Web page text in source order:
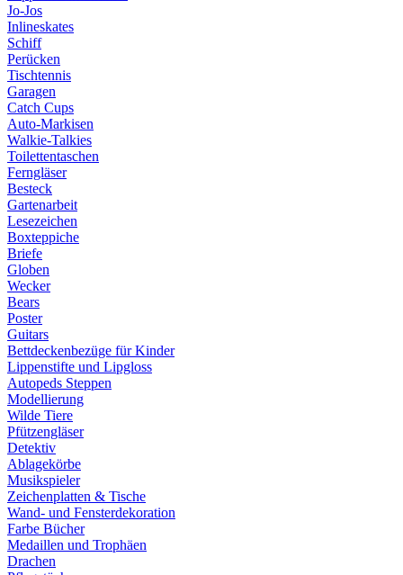
Jo-Jos
Inlineskates
Schiff
Perücken
Tischtennis
Garagen
Catch Cups
Auto-Markisen
Walkie-Talkies
Toilettentaschen
Ferngläser
Besteck
Gartenarbeit
Lesezeichen
Boxteppiche
Briefe
Globen
Wecker
Bears
Poster
Guitars
Bettdeckenbezüge für Kinder
Lippenstifte und Lipgloss
Autopeds Steppen
Modellierung
Wilde Tiere
Pfützengläser
Detektiv
Ablagekörbe
Musikspieler
Zeichenplatten & Tische
Wand- und Fensterdekoration
Farbe Bücher
Medaillen und Trophäen
Drachen